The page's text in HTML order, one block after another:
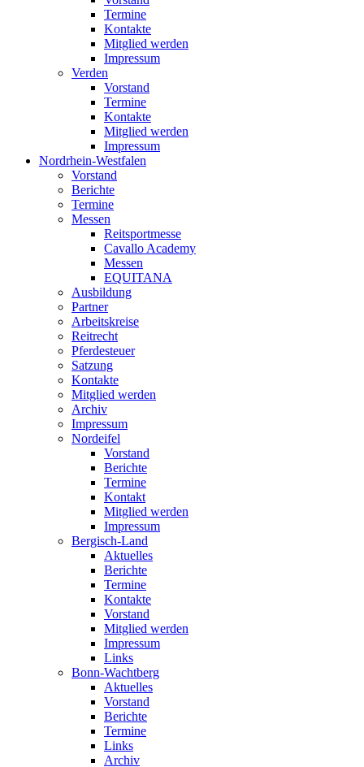
Termine
Kontakte
Mitglied werden
Impressum
Verden
Vorstand
Termine
Kontakte
Mitglied werden
Impressum
Nordrhein-Westfalen
Vorstand
Berichte
Termine
Messen
Reitsportmesse
Cavallo Academy
Messen
EQUITANA
Ausbildung
Partner
Arbeitskreise
Reitrecht
Pferdesteuer
Satzung
Kontakte
Mitglied werden
Archiv
Impressum
Nordeifel
Vorstand
Berichte
Termine
Kontakt
Mitglied werden
Impressum
Bergisch-Land
Aktuelles
Berichte
Termine
Kontakte
Vorstand
Mitglied werden
Impressum
Links
Bonn-Wachtberg
Aktuelles
Vorstand
Berichte
Termine
Links
Archiv